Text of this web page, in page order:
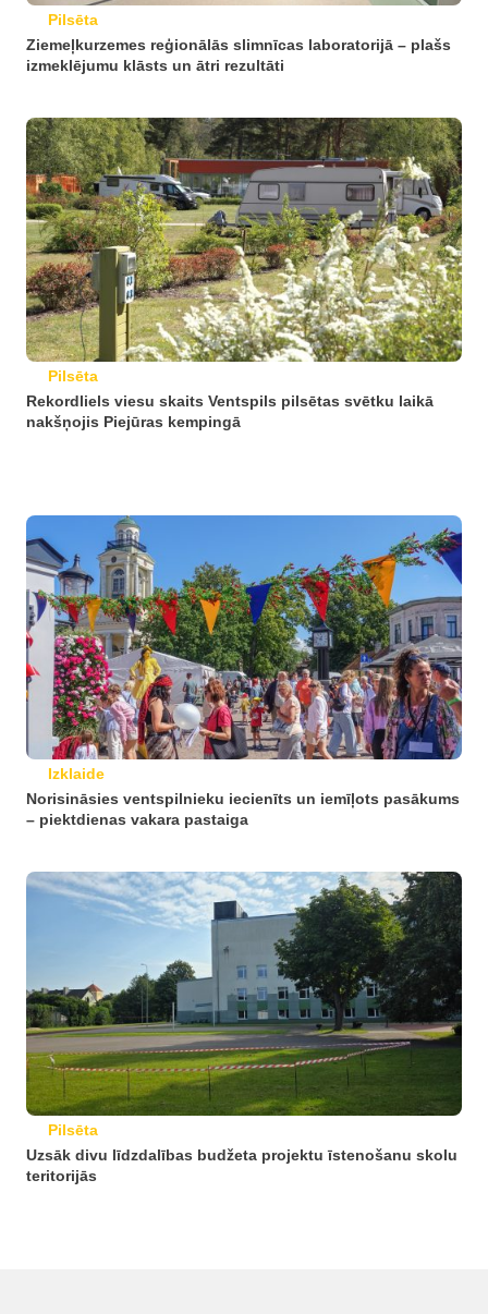
Pilsēta
Ziemeļkurzemes reģionālās slimnīcas laboratorijā – plašs
izmeklējumu klāsts un ātri rezultāti
Pilsēta
Rekordliels viesu skaits Ventspils pilsētas svētku laikā
nakšņojis Piejūras kempingā
Izklaide
Norisināsies ventspilnieku iecienīts un iemīļots pasākums
– piektdienas vakara pastaiga
Pilsēta
Uzsāk divu līdzdalības budžeta projektu īstenošanu skolu
teritorijās